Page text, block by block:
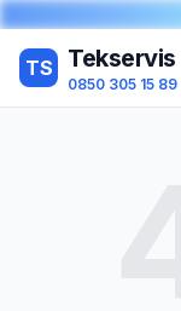
TS Tekservis
0850 305 15 89